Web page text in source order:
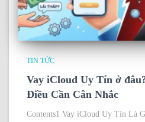
TIN TỨC
Vay iCloud Uy Tín ở
Điều Cần Cân Nhắc
Contents1 Vay iCloud Uy Tín Là